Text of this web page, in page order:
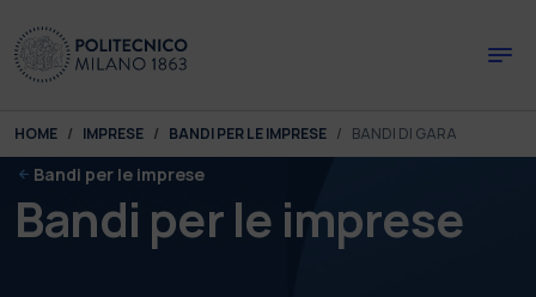
You are here:
HOME IMPRESE BANDI PER LE IMPRESE BANDI DI GARA
Bandi per le imprese
Bandi per le imprese